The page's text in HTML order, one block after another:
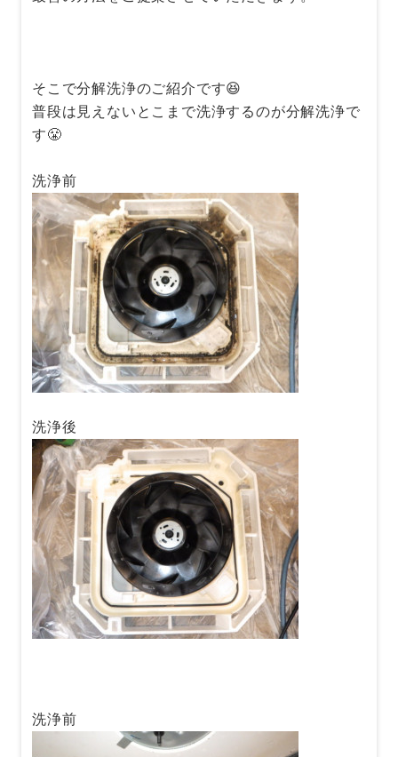
そこで分解洗浄のご紹介です😆
普段は見えないとこまで洗浄するのが分解洗浄で
す😤
洗浄前
洗浄後
洗浄前